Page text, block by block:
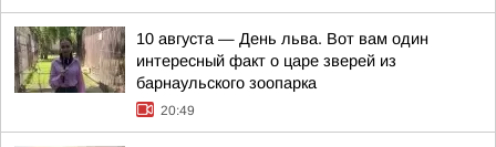
10 августа — День льва. Вот вам один
интересный факт о царе зверей из
барнаульского зоопарка
20:49